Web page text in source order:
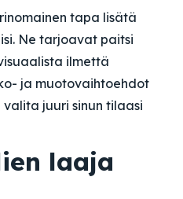
tapa lisätä
Ne tarjoavat paitsi
ilmettä
ja muotovaihtoehdot
juuri sinun tilaasi
laaja